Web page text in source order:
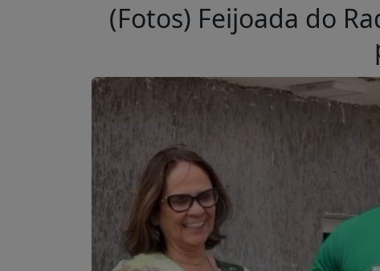
(Fotos) Feijoada do